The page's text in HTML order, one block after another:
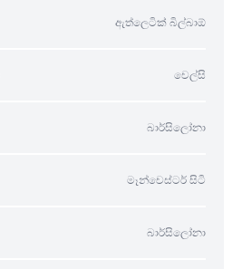
ඇත්ලෙටික් බිල්බාඕ
චෙල්සි
බාර්සිලෝනා
මෑන්චෙස්ටර් සිටි
බාර්සිලෝනා